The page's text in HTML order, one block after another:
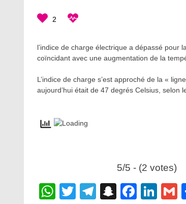
2
l’indice de charge électrique a dépassé
coïncidant avec une augmentation de la
L’indice de charge s’est approché de la «
aujourd’hui était de 47 degrés Celsius, selon
5/5 - (2 votes)
WhatsApp
Twitter
Telegram
Snapchat